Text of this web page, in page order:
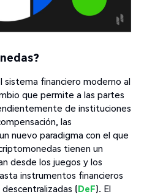
sistema financiero moderno al
que permite a las partes
de instituciones
las
nuevo paradigma con el que
tienen un
desde los juegos y los
instrumentos financieros
(DeF). El